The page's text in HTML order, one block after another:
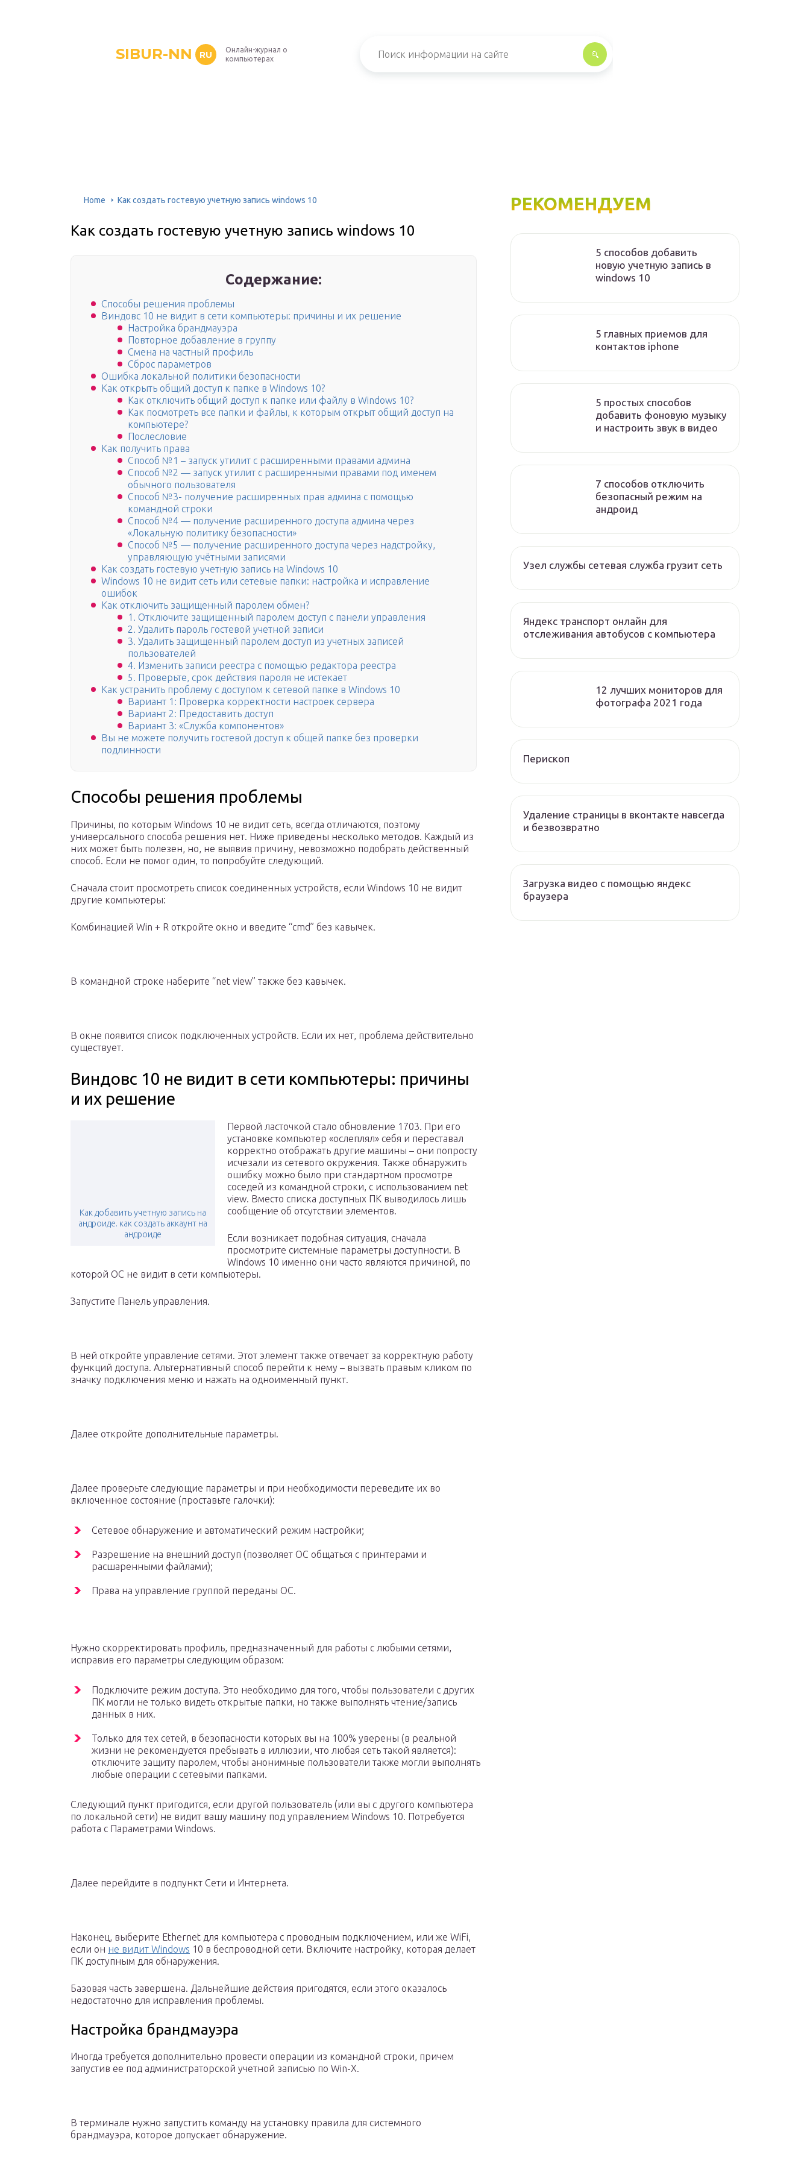
SIBUR-NN RU
Онлайн-журнал о
компьютерах
Home Как создать гостевую учетную запись windows 10
Как создать гостевую учетную запись windows 10
Содержание:
Способы решения проблемы
Виндовс 10 не видит в сети компьютеры: причины и их решение
Настройка брандмауэра
Повторное добавление в группу
Смена на частный профиль
Сброс параметров
Ошибка локальной политики безопасности
Как открыть общий доступ к папке в Windows 10?
Как отключить общий доступ к папке или файлу в Windows 10?
Как посмотреть все папки и файлы, к которым открыт общий доступ на
компьютере?
Послесловие
Как получить права
Способ №1 – запуск утилит с расширенными правами админа
Способ №2 — запуск утилит с расширенными правами под именем
обычного пользователя
Способ №3- получение расширенных прав админа с помощью
командной строки
Способ №4 — получение расширенного доступа админа через
«Локальную политику безопасности»
Способ №5 — получение расширенного доступа через надстройку,
управляющую учётными записями
Как создать гостевую учетную запись на Windows 10
Windows 10 не видит сеть или сетевые папки: настройка и исправление
ошибок
Как отключить защищенный паролем обмен?
1. Отключите защищенный паролем доступ с панели управления
2. Удалить пароль гостевой учетной записи
3. Удалить защищенный паролем доступ из учетных записей
пользователей
4. Изменить записи реестра с помощью редактора реестра
5. Проверьте, срок действия пароля не истекает
Как устранить проблему с доступом к сетевой папке в Windows 10
Вариант 1: Проверка корректности настроек сервера
Вариант 2: Предоставить доступ
Вариант 3: «Служба компонентов»
Вы не можете получить гостевой доступ к общей папке без проверки
подлинности
Способы решения проблемы
Причины, по которым Windows 10 не видит сеть, всегда отличаются, поэтому
универсального способа решения нет. Ниже приведены несколько методов. Каждый из
них может быть полезен, но, не выявив причину, невозможно подобрать действенный
способ. Если не помог один, то попробуйте следующий.
Сначала стоит просмотреть список соединенных устройств, если Windows 10 не видит
другие компьютеры:
Комбинацией Win + R откройте окно и введите “cmd” без кавычек.
В командной строке наберите “net view” также без кавычек.
В окне появится список подключенных устройств. Если их нет, проблема действительно
существует.
Виндовс 10 не видит в сети компьютеры: причины
и их решение
Как добавить учетную запись на
андроиде. как создать аккаунт на
андроиде
Первой ласточкой стало обновление 1703. При его
установке компьютер «ослеплял» себя и переставал
корректно отображать другие машины – они попросту
исчезали из сетевого окружения. Также обнаружить
ошибку можно было при стандартном просмотре
соседей из командной строки, с использованием net
view. Вместо списка доступных ПК выводилось лишь
сообщение об отсутствии элементов.
Если возникает подобная ситуация, сначала
просмотрите системные параметры доступности. В
Windows 10 именно они часто являются причиной, по
которой ОС не видит в сети компьютеры.
Запустите Панель управления.
В ней откройте управление сетями. Этот элемент также отвечает за корректную работу
функций доступа. Альтернативный способ перейти к нему – вызвать правым кликом по
значку подключения меню и нажать на одноименный пункт.
Далее откройте дополнительные параметры.
Далее проверьте следующие параметры и при необходимости переведите их во
включенное состояние (проставьте галочки):
Сетевое обнаружение и автоматический режим настройки;
Разрешение на внешний доступ (позволяет ОС общаться с принтерами и
расшаренными файлами);
Права на управление группой переданы ОС.
Нужно скорректировать профиль, предназначенный для работы с любыми сетями,
исправив его параметры следующим образом:
Подключите режим доступа. Это необходимо для того, чтобы пользователи с других
ПК могли не только видеть открытые папки, но также выполнять чтение/запись
данных в них.
Только для тех сетей, в безопасности которых вы на 100% уверены (в реальной
жизни не рекомендуется пребывать в иллюзии, что любая сеть такой является):
отключите защиту паролем, чтобы анонимные пользователи также могли выполнять
любые операции с сетевыми папками.
Следующий пункт пригодится, если другой пользователь (или вы с другого компьютера
по локальной сети) не видит вашу машину под управлением Windows 10. Потребуется
работа с Параметрами Windows.
Далее перейдите в подпункт Сети и Интернета.
Наконец, выберите Ethernet для компьютера с проводным подключением, или же WiFi,
если он не видит Windows 10 в беспроводной сети. Включите настройку, которая делает
ПК доступным для обнаружения.
Базовая часть завершена. Дальнейшие действия пригодятся, если этого оказалось
недостаточно для исправления проблемы.
Настройка брандмауэра
Иногда требуется дополнительно провести операции из командной строки, причем
запустив ее под администраторской учетной записью по Win-X.
В терминале нужно запустить команду на установку правила для системного
брандмауэра, которое допускает обнаружение.
РЕКОМЕНДУЕМ
5 способов добавить
новую учетную запись в
windows 10
5 главных приемов для
контактов iphone
5 простых способов
добавить фоновую музыку
и настроить звук в видео
7 способов отключить
безопасный режим на
андроид
Узел службы сетевая служба грузит сеть
Яндекс транспорт онлайн для
отслеживания автобусов с компьютера
12 лучших мониторов для
фотографа 2021 года
Перископ
Удаление страницы в вконтакте навсегда
и безвозвратно
Загрузка видео с помощью яндекс
браузера